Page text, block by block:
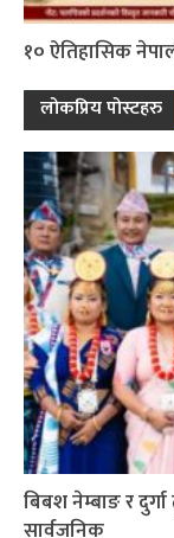
१० ऐतिहासिक
लोकप्रिय पोस्टहरु
बिबश नेम्बाङ र
सार्वजनिक